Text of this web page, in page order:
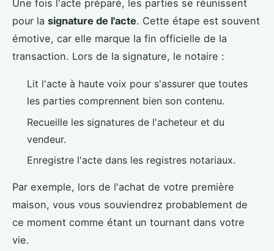
Une fois l'acte préparé, les parties se réunissent
pour la signature de l'acte. Cette étape est souvent
émotive, car elle marque la fin officielle de la
transaction. Lors de la signature, le notaire :
Lit l'acte à haute voix pour s'assurer que toutes
les parties comprennent bien son contenu.
Recueille les signatures de l'acheteur et du
vendeur.
Enregistre l'acte dans les registres notariaux.
Par exemple, lors de l'achat de votre première
maison, vous vous souviendrez probablement de
ce moment comme étant un tournant dans votre
vie.